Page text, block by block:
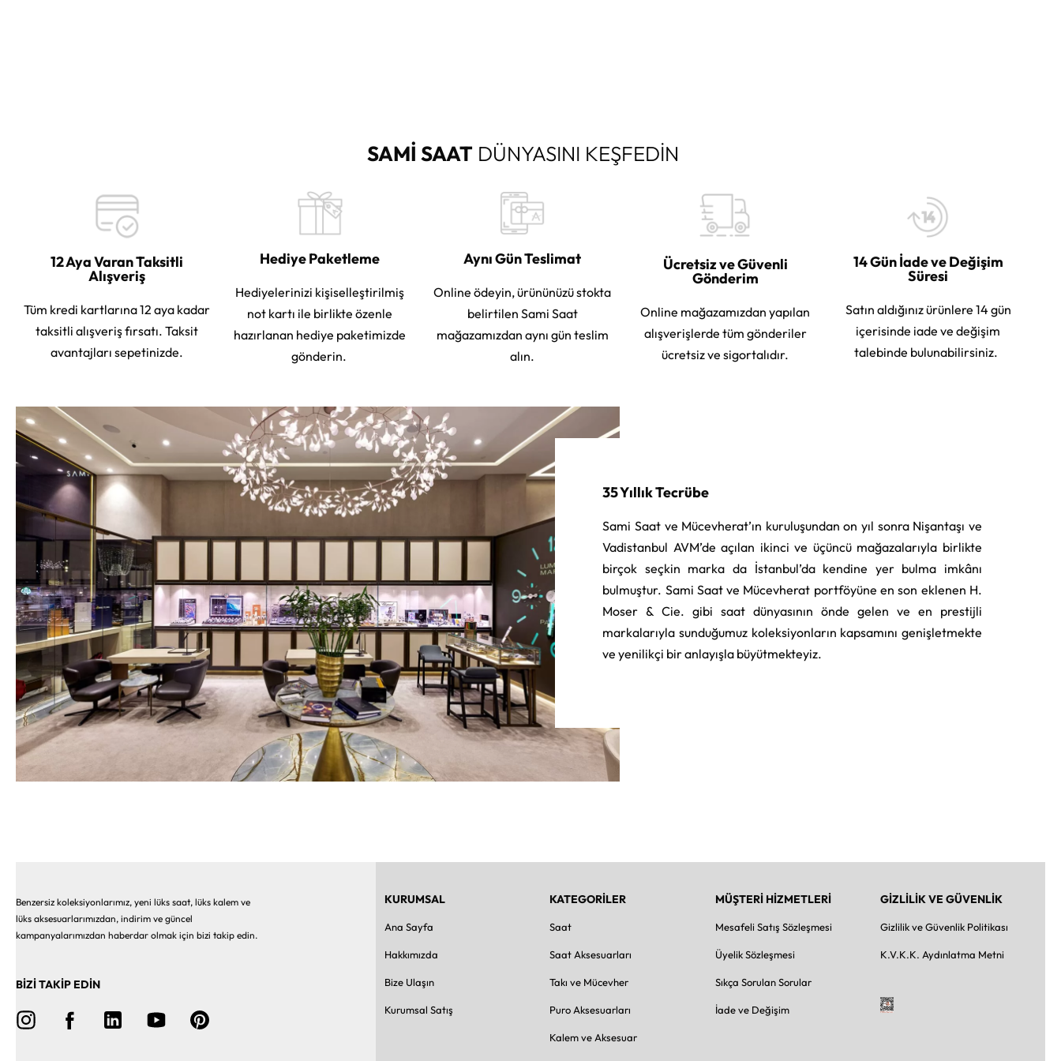
SAMİ SAATDÜNYASINI KEŞFEDİN
12 Aya Varan Taksitli
Alışveriş
Tüm kredi kartlarına 12 aya kadar
taksitli alışveriş fırsatı. Taksit
avantajları sepetinizde.
Hediye Paketleme
Hediyelerinizi kişiselleştirilmiş
not kartı ile birlikte özenle
hazırlanan hediye paketimizde
gönderin.
Aynı Gün Teslimat
Online ödeyin, ürününüzü stokta
belirtilen Sami Saat
mağazamızdan aynı gün teslim
alın.
Ücretsiz ve Güvenli
Gönderim
Online mağazamızdan yapılan
alışverişlerde tüm gönderiler
ücretsiz ve sigortalıdır.
14 Gün İade ve Değişim
Süresi
Satın aldığınız ürünlere 14 gün
içerisinde iade ve değişim
talebinde bulunabilirsiniz.
35 Yıllık Tecrübe
Sami Saat ve Mücevherat’ın kuruluşundan on yıl sonra Nişantaşı ve
Vadistanbul AVM’de açılan ikinci ve üçüncü mağazalarıyla birlikte
birçok seçkin marka da İstanbul’da kendine yer bulma imkânı
bulmuştur. Sami Saat ve Mücevherat portföyüne en son eklenen H.
Moser & Cie. gibi saat dünyasının önde gelen ve en prestijli
markalarıyla sunduğumuz koleksiyonların kapsamını genişletmekte
ve yenilikçi bir anlayışla büyütmekteyiz.
Benzersiz koleksiyonlarımız, yeni lüks saat, lüks kalem ve
lüks aksesuarlarımızdan, indirim ve güncel
kampanyalarımızdan haberdar olmak için bizi takip edin.
BİZİ TAKİP EDİN
KURUMSAL
Ana Sayfa
Hakkımızda
Bize Ulaşın
Kurumsal Satış
KATEGORİLER
Saat
Saat Aksesuarları
Takı ve Mücevher
Puro Aksesuarları
Kalem ve Aksesuar
MÜŞTERİ HİZMETLERİ
Mesafeli Satış Sözleşmesi
Üyelik Sözleşmesi
Sıkça Sorulan Sorular
İade ve Değişim
GİZLİLİK VE GÜVENLİK
Gizlilik ve Güvenlik Politikası
K.V.K.K. Aydınlatma Metni